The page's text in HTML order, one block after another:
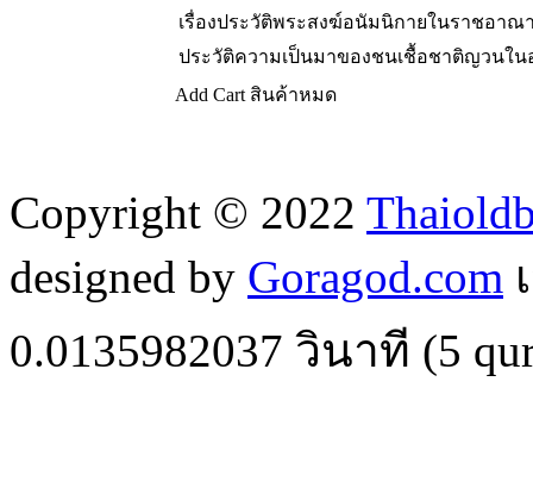
เรื่องประวัติพระสงฆ์อนัมนิกายในราชอาณ
ประวัติความเป็นมาของชนเชื้อชาติญวนใ
Add Cart สินค้าหมด
Copyright © 2022
designed by Goragod.com
0.0135982037 วินาที (5